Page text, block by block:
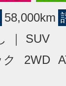
58,000km
｜ SUV
2WD